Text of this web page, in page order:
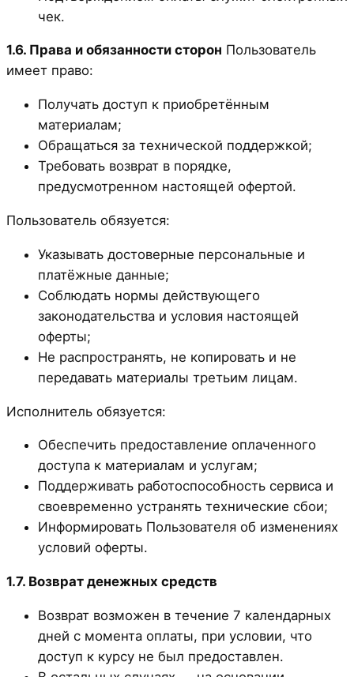
чек.
1.6. Права и обязанности сторон Пользователь
имеет право:
Получать доступ к приобретённым
материалам;
Обращаться за технической поддержкой;
Требовать возврат в порядке,
предусмотренном настоящей офертой.
Пользователь обязуется:
Указывать достоверные персональные и
платёжные данные;
Соблюдать нормы действующего
законодательства и условия настоящей
оферты;
Не распространять, не копировать и не
передавать материалы третьим лицам.
Исполнитель обязуется:
Обеспечить предоставление оплаченного
доступа к материалам и услугам;
Поддерживать работоспособность сервиса и
своевременно устранять технические сбои;
Информировать Пользователя об изменениях
условий оферты.
1.7. Возврат денежных средств
Возврат возможен в течение 7 календарных
дней с момента оплаты, при условии, что
доступ к курсу не был предоставлен.